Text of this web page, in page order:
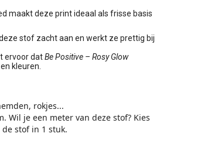
maakt deze print ideaal als frisse basis
stof zacht aan en werkt ze prettig bij
ervoor datBe Positive – Rosy Glow
kleuren.
rokjes...
Wil je een meter van deze stof? Kies
stof in 1 stuk.